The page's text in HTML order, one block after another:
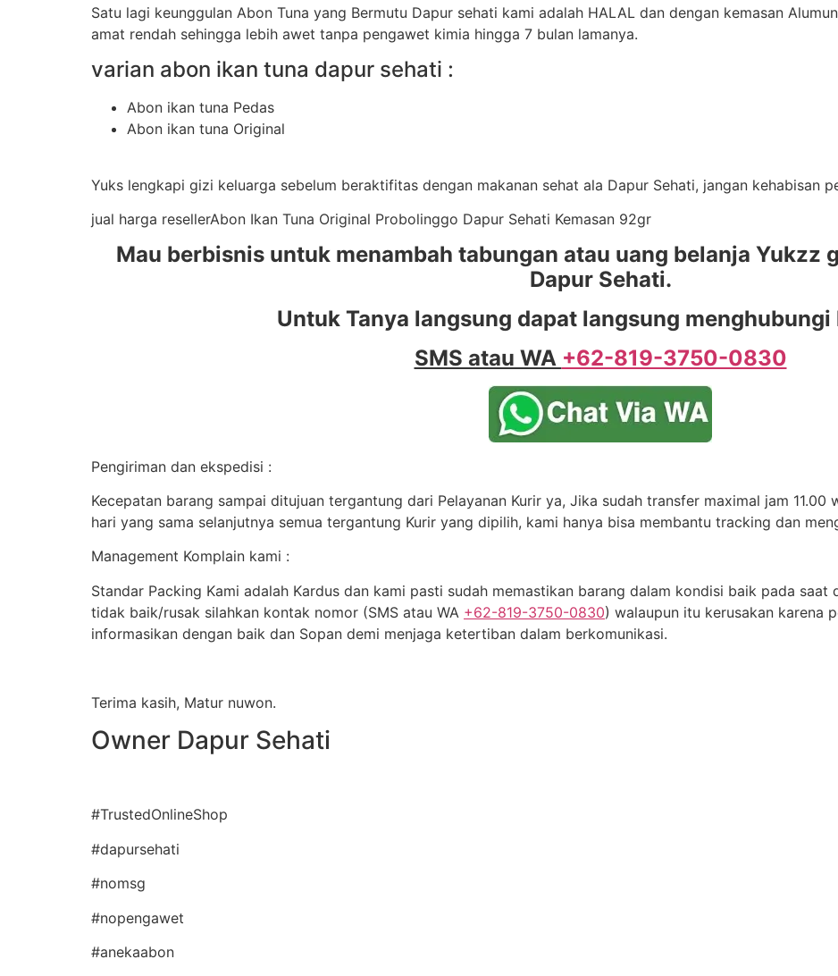
Satu lagi keunggulan Abon Tuna yang Bermutu Dapur sehati kami adalah HALAL dan dengan kemasan
amat rendah sehingga lebih awet tanpa pengawet kimia hingga 7 bulan lamanya.
varian abon ikan tuna dapur sehati :
Abon ikan tuna Pedas
Abon ikan tuna Original
Yuks lengkapi gizi keluarga sebelum beraktifitas dengan makanan sehat ala Dapur Sehati, jangan kehabisan
jual harga resellerAbon Ikan Tuna Original Probolinggo Dapur Sehati Kemasan 92gr
Mau berbisnis untuk menambah tabungan atau uang belanja Yukzz
Dapur Sehati.
Untuk Tanya langsung dapat langsung menghubungi
SMS atau WA +62-819-3750-0830
Pengiriman dan ekspedisi :
Kecepatan barang sampai ditujuan tergantung dari Pelayanan Kurir ya, Jika sudah transfer maximal jam 11.00
hari yang sama selanjutnya semua tergantung Kurir yang dipilih, kami hanya bisa membantu tracking dan
Management Komplain kami :
Standar Packing Kami adalah Kardus dan kami pasti sudah memastikan barang dalam kondisi baik pada
tidak baik/rusak silahkan kontak nomor (SMS atau WA +62-819-3750-0830) walaupun itu kerusakan karena
informasikan dengan baik dan Sopan demi menjaga ketertiban dalam berkomunikasi.
Terima kasih, Matur nuwon.
Owner Dapur Sehati
#TrustedOnlineShop
#dapursehati
#nomsg
#nopengawet
#anekaabon